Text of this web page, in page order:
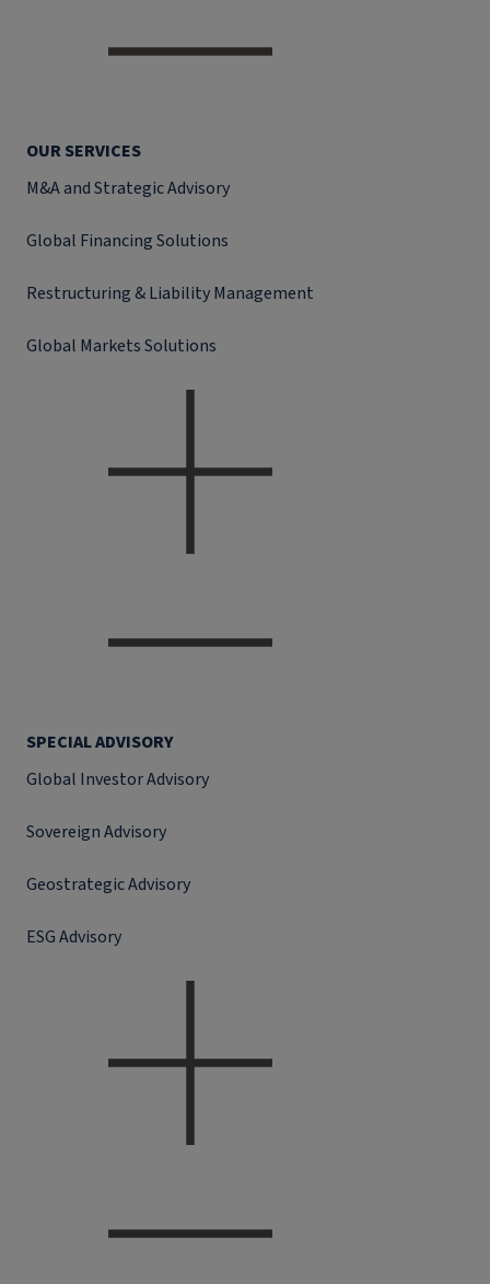
OUR SERVICES
M&A and Strategic Advisory
Global Financing Solutions
Restructuring & Liability Management
Global Markets Solutions
SPECIAL ADVISORY
Global Investor Advisory
Sovereign Advisory
Geostrategic Advisory
ESG Advisory